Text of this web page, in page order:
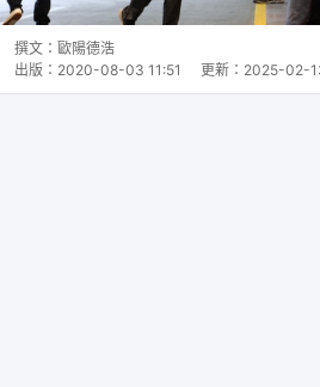
撰文： 歐陽德浩
出版： 2020-08-03 11:51 更新： 2025-02-